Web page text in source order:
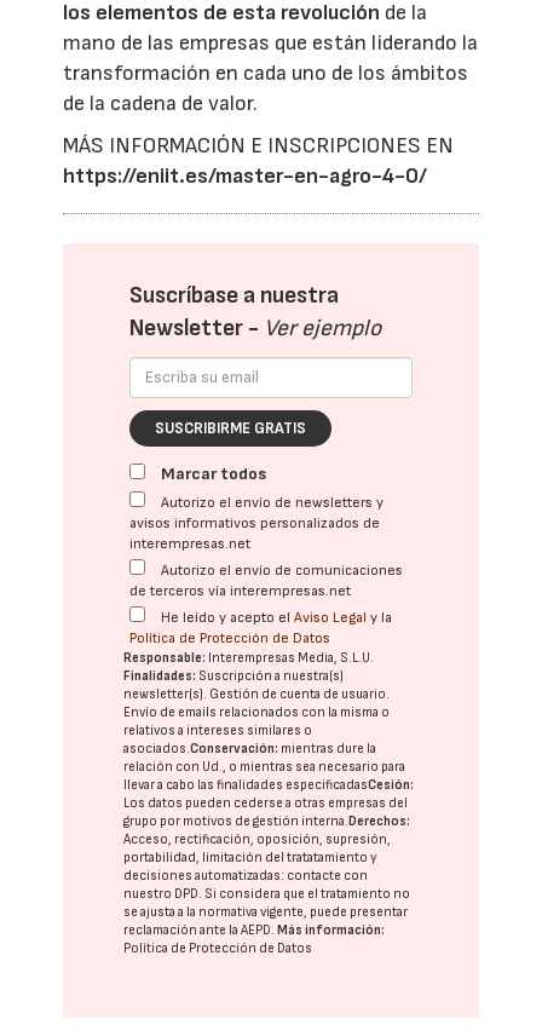
los elementos de esta revolución de la
mano de las empresas que están liderando la
transformación en cada uno de los ámbitos
de la cadena de valor.
MÁS INFORMACIÓN E INSCRIPCIONES EN
https://eniit.es/master-en-agro-4-0/
Suscríbase a nuestra
Newsletter - Ver ejemplo
SUSCRIBIRME GRATIS
Marcar todos
Autorizo el envío de newsletters y
avisos informativos personalizados de
interempresas.net
Autorizo el envío de comunicaciones
de terceros vía interempresas.net
He leído y acepto elAviso Legal y la
Política de Protección de Datos
Responsable: Interempresas Media, S.L.U.
Finalidades: Suscripción a nuestra(s)
newsletter(s). Gestión de cuenta de usuario.
Envío de emails relacionados con la misma o
relativos a intereses similares o
asociados.Conservación: mientras dure la
relación con Ud., o mientras sea necesario para
llevar a cabo las finalidades especificadasCesión:
Los datos pueden cederse a otras empresas del
grupo por motivos de gestión interna.Derechos:
Acceso, rectificación, oposición, supresión,
portabilidad, limitación del tratatamiento y
decisiones automatizadas: contacte con
nuestro DPD. Si considera que el tratamiento no
se ajusta a la normativa vigente, puede presentar
reclamación ante laAEPD.Más información:
Política de Protección de Datos